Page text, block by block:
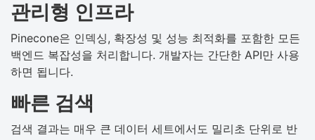
관리형 인프라
Pinecone은 인덱싱, 확장성 및 성능 최적화를 포함한 모든
백엔드 복잡성을 처리합니다. 개발자는 간단한 API만 사용
하면 됩니다.
빠른 검색
검색 결과는 매우 큰 데이터 세트에서도 밀리초 단위로 반